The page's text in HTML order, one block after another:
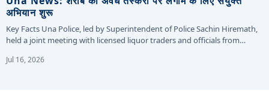
अभियान शुरू
Key Facts Una Police, led by Superintendent of Police Sachin Hiremath,
held a joint meeting with licensed liquor traders and officials from…
Jul 16, 2026